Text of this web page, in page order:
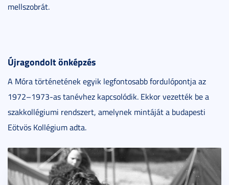
mellszobrát.
Újragondolt önképzés
A Móra történetének egyik legfontosabb fordulópontja az
1972–1973-as tanévhez kapcsolódik. Ekkor vezették be a
szakkollégiumi rendszert, amelynek mintáját a budapesti
Eötvös Kollégium adta.